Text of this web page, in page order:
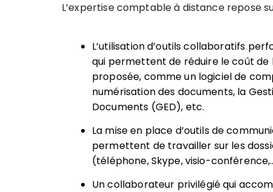
L’expertise comptable à distance repose
L’utilisation d’outils collaboratifs
qui permettent de réduire le coût
proposée, comme un logiciel de
numérisation des documents, la
Documents (GED), etc.
La mise en place d’outils de
permettent de travailler sur les
(téléphone, Skype, visio-
Un collaborateur privilégié qui